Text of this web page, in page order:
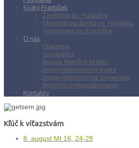
Svätý František
Životopis sv. Františka
Chronológia života sv. Františka
Testament sv. Františka
O nás
Charizma
Spiritualita
Regula Menších bratov
Dejiny minoritov vo svete
Dejiny minoritov na Slovensku
Rytierstvo Nepoškvrnenej
Kontakty
Kľúč k víťazstvám
8. august Mt 16, 24-28